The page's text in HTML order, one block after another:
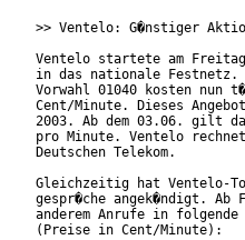
>> Ventelo: G�nstiger
Ventelo startete am
in das nationale Festnetz.
Vorwahl 01040 kosten nun
Cent/Minute. Dieses
2003. Ab dem 03.06. gilt
pro Minute. Ventelo
Deutschen Telekom.
Gleichzeitig hat Ventelo-
gespr�che angek�ndigt.
anderem Anrufe in
(Preise in Cent/Minute):